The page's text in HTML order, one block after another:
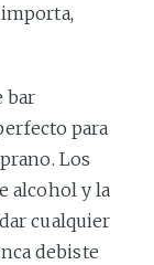
bar
para
Los
alcohol y la
cualquier
debiste